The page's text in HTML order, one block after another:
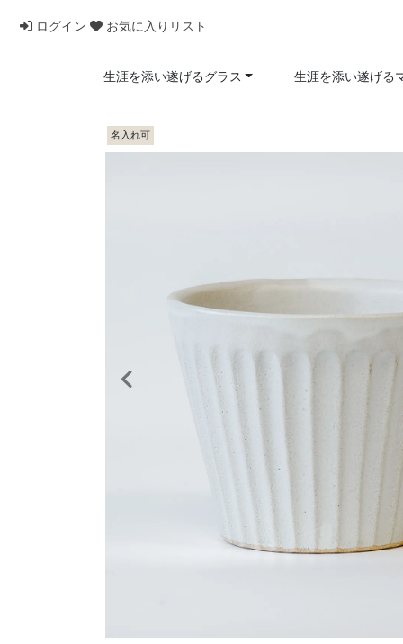
ログイン お気に入りリスト
生涯を添い遂げるグラス 生涯を添い遂げる
名入れ可
前へ